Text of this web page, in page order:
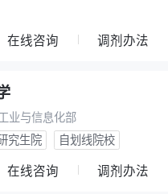
在线咨询 调剂办法
业与信息化部
究生院 自划线院校
在线咨询 调剂办法